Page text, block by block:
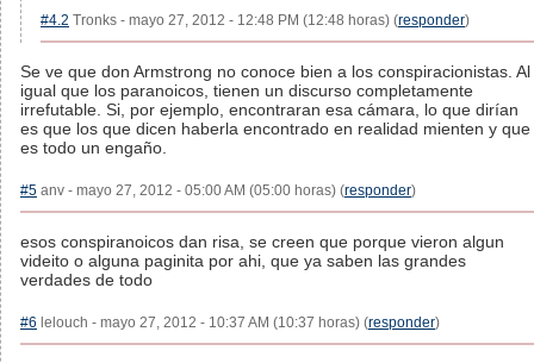
#4.2 Tronks - mayo 27, 2012 - 12:48 PM (12:48 horas) (responder)
Se ve que don Armstrong no conoce bien a los conspiracionistas. Al
igual que los paranoicos, tienen un discurso completamente
irrefutable. Si, por ejemplo, encontraran esa cámara, lo que dirían
es que los que dicen haberla encontrado en realidad mienten y que
es todo un engaño.
#5 anv - mayo 27, 2012 - 05:00 AM (05:00 horas) (responder)
esos conspiranoicos dan risa, se creen que porque vieron algun
videito o alguna paginita por ahi, que ya saben las grandes
verdades de todo
#6 lelouch - mayo 27, 2012 - 10:37 AM (10:37 horas) (responder)